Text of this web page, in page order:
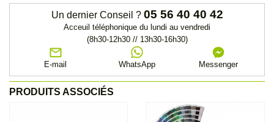
Un dernier Conseil ? 05 56 40 40 42
Acceuil téléphonique du lundi au vendredi
(8h30-12h30 // 13h30-16h30)
E-mail WhatsApp Messenger
PRODUITS ASSOCIÉS